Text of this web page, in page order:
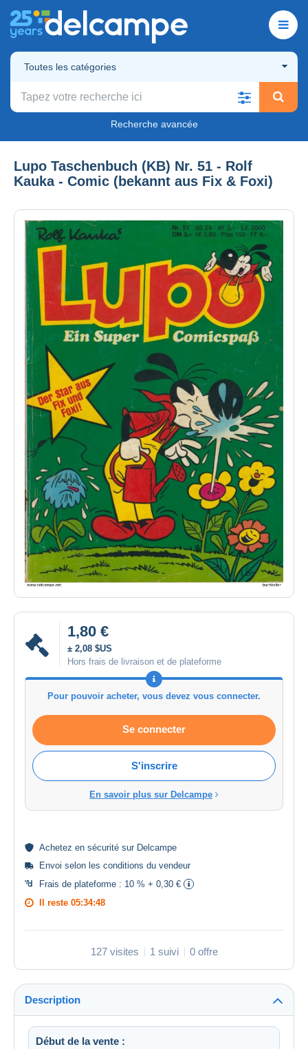
Toutes les catégories
Recherche avancée
Lupo Taschenbuch (KB) Nr. 51 - Rolf
Kauka - Comic (bekannt aus Fix & Foxi)
1,80 €
± 2,08 $US
Hors frais de livraison et de plateforme
Pour pouvoir acheter, vous devez vous connecter.
Se connecter
S'inscrire
En savoir plus sur Delcampe
Achetez en sécurité sur Delcampe
Envoi selon les conditions du vendeur
Frais de plateforme : 10 % + 0,30 €
Il reste 05:34:48
127 visites 1 suivi 0 offre
Description
Début de la vente :